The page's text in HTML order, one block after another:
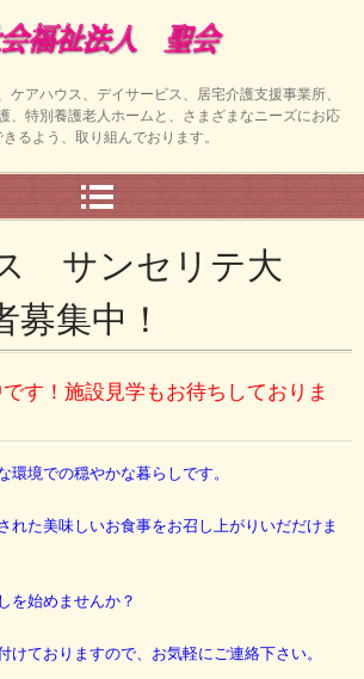
ケアハウス、デイサービス、居宅介護支援事業所、
、特別養護老人ホームと、さまざまなニーズにお応
きるよう、取り組んでおります。
サンセリテ大
集中！
す！施設見学もお待ちしておりま
環境での穏やかな暮らしです。
れた美味しいお食事をお召し上がりいだだけま
を始めませんか？
けておりますので、お気軽にご連絡下さい。